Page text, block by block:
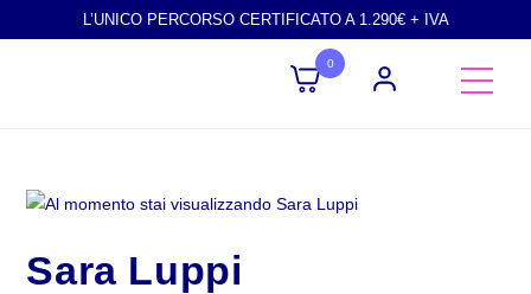
L’UNICO PERCORSO CERTIFICATO A 1.290€ + IVA
0
Sara Luppi